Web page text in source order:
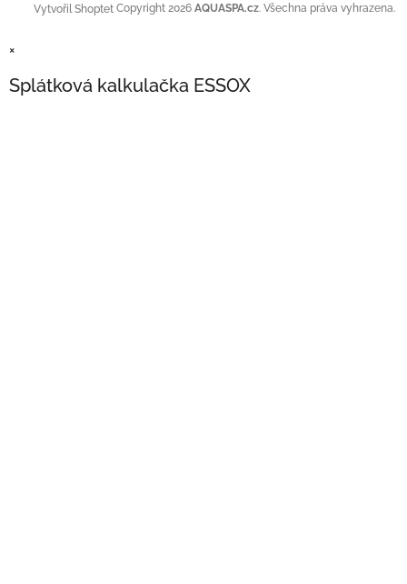
Vytvořil Shoptet Copyright 2026 AQUASPA.cz. Všechna práva vyhrazena.
×
Splátková kalkulačka ESSOX